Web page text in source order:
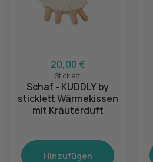
20,00 €
Sticklett
Schaf - KUDDLY by
sticklett Wärmekissen
mit Kräuterduft
Hinzufügen